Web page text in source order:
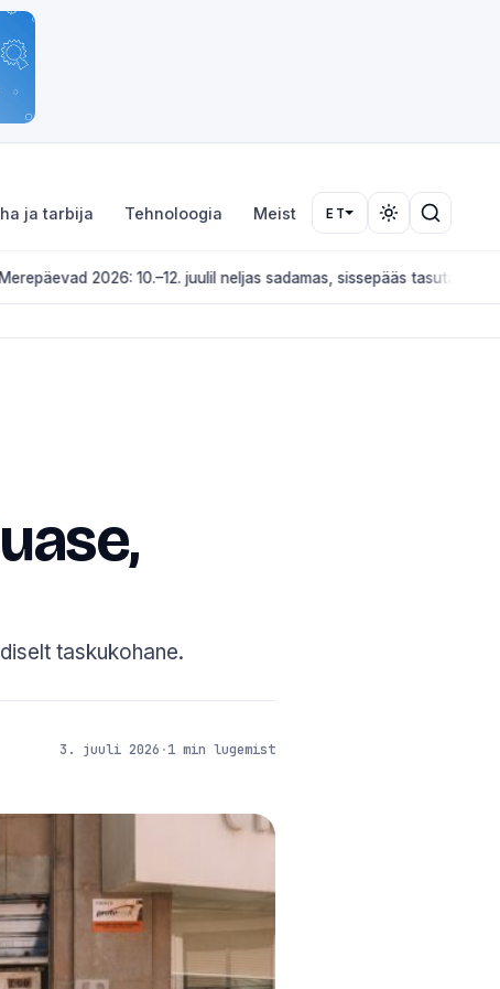
ja tarbija Tehnoloogia Meist ET
10.–12. juulil neljas sadamas, sissepääs tasuta KULTUUR JA ÜRITUSED
taskukohane.
3. juuli 2026 ·1 min lugemist